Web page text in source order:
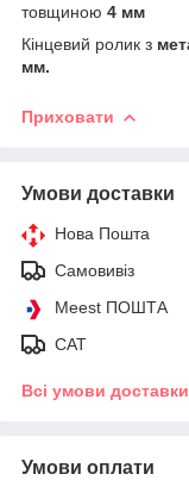
товщиною 4 мм
Кінцевий ролик з
мм.
Приховати
Умови доставки
Нова Пошта
Самовивіз
Meest ПОШТА
САТ
Всі умови доставки
Умови оплати